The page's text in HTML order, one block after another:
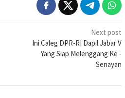
Next post
Ini Caleg DPR-RI Dapil Jabar V
Yang Siap Melenggang Ke -
Senayan